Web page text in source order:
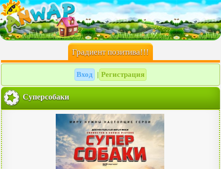
Градиент позитива!!!
Вход Регистрация
Суперсобаки